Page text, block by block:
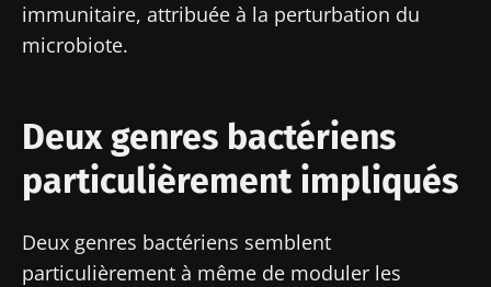
immunitaire, attribuée à la perturbation du
microbiote.
Deux genres bactériens
particulièrement impliqués
Deux genres bactériens semblent
particulièrement à même de moduler les